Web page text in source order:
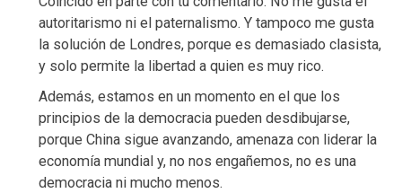
autoritarismo ni el paternalismo. Y tampoco me gusta
la solución de Londres, porque es demasiado clasista,
y solo permite la libertad a quien es muy rico.
Además, estamos en un momento en el que los
principios de la democracia pueden desdibujarse,
porque China sigue avanzando, amenaza con liderar la
economía mundial y, no nos engañemos, no es una
democracia ni mucho menos.